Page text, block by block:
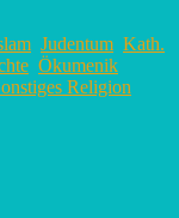
Judentum Kath.
Ökumenik
Religion